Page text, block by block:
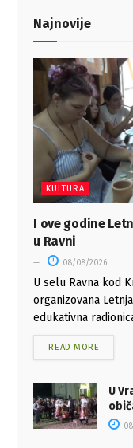
Najnovije
KULTURA
I ove godine
u Ravni
08/08/2026
U selu Ravna kod
organizovana
edukativna
READ MORE
U